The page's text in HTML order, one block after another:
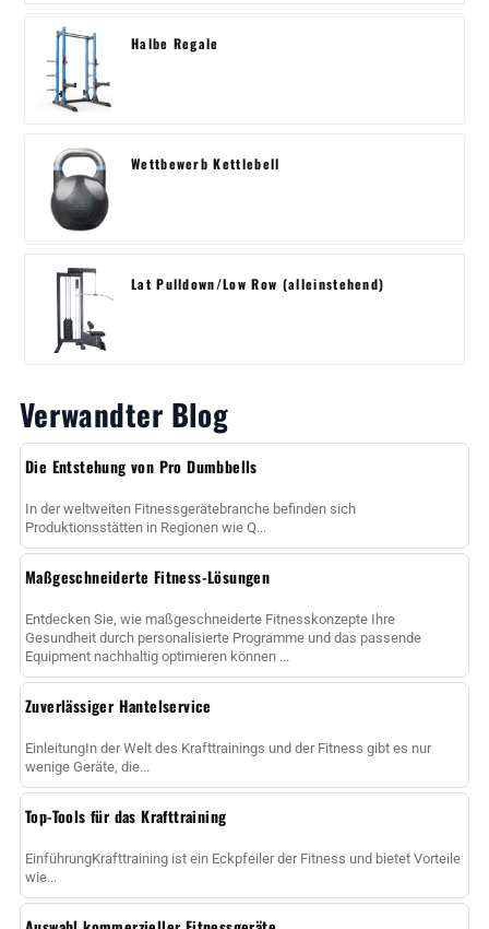
Halbe Regale
Wettbewerb Kettlebell
Lat Pulldown/Low Row (alleinstehend)
Verwandter Blog
Die Entstehung von Pro Dumbbells
In der weltweiten Fitnessgerätebranche befinden sich
Produktionsstätten in Regionen wie Q...
Maßgeschneiderte Fitness-Lösungen
Entdecken Sie, wie maßgeschneiderte Fitnesskonzepte Ihre
Gesundheit durch personalisierte Programme und das passende
Equipment nachhaltig optimieren können ...
Zuverlässiger Hantelservice
EinleitungIn der Welt des Krafttrainings und der Fitness gibt es nur
wenige Geräte, die...
Top-Tools für das Krafttraining
EinführungKrafttraining ist ein Eckpfeiler der Fitness und bietet Vorteile
wie...